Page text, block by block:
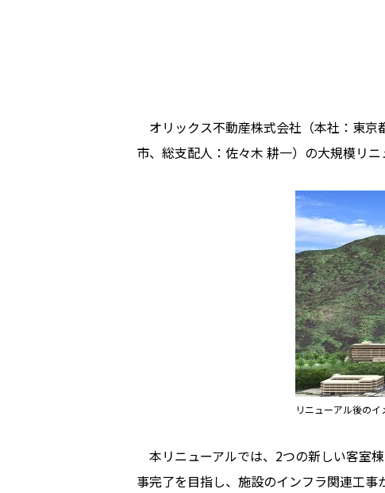
オリックス不動産株式会社（本社：東京
市、総支配人：佐々木 耕一）の大規模リ
リニューアル後のイ
本リニューアルでは、2つの新しい客室
事完了を目指し、施設のインフラ関連工